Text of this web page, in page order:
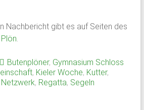
Nachbericht gibt es auf Seiten des
.
Butenplöner, Gymnasium Schloss
, Kieler Woche, Kutter,
Netzwerk, Regatta, Segeln